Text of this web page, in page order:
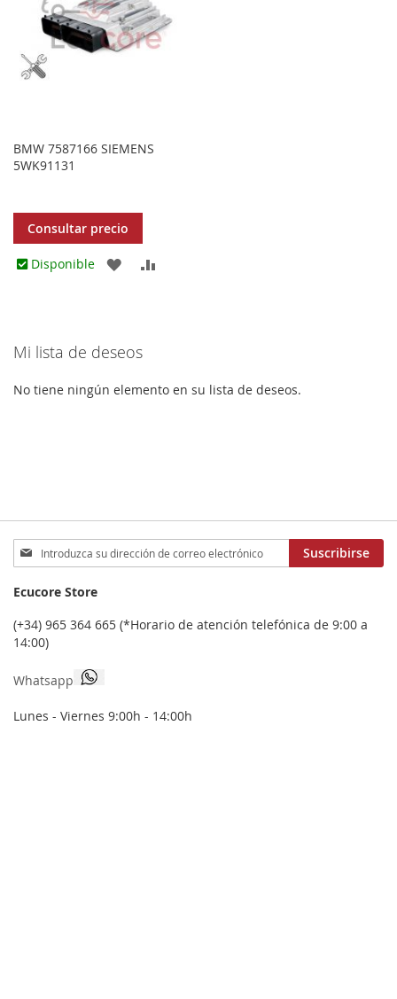
BMW 7587166 SIEMENS
5WK91131
Consultar precio
Disponible
AGREGAR
FAVORITOS
Mi lista de deseos
No tiene ningún elemento en su lista de deseos.
Inscríbase
a
boletín
de
noticias:
Suscribirse
Ecucore Store
(+34) 965 364 665 (*Horario de atención telefónica de 9:00 a
14:00)
Whatsapp
Lunes - Viernes 9:00h - 14:00h